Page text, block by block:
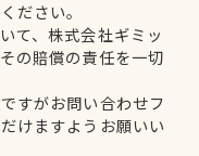
ださい。
て、株式会社ギミッ
の賠償の責任を一切
すがお問い合わせフ
けますようお願いい